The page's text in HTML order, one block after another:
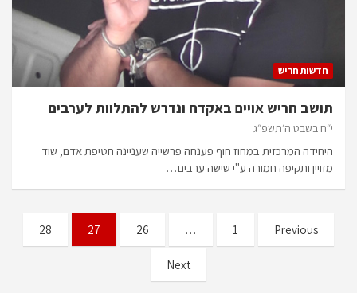
חדשות חריש
תושב חריש אויים באקדח ונדרש להתלוות לערבים
י״ח בשבט ה׳תשפ״ג
היחידה המרכזית במחוז חוף פענחה פרשייה שעניינה חטיפת אדם, שוד
מזויין ותקיפה חמורה ע"י שישה ערבים…
Posts
pagination
Previous
1
…
26
27
28
Next